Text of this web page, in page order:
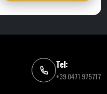
Tel:
+39 0471 975717